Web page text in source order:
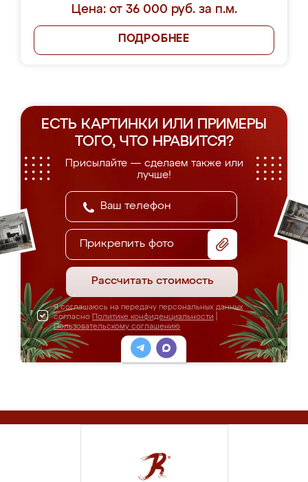
Цена: от 36 000 руб. за п.м.
ПОДРОБНЕЕ
ЕСТЬ КАРТИНКИ ИЛИ ПРИМЕРЫ
ТОГО, ЧТО НРАВИТСЯ?
Присылайте — сделаем также или
лучше!
Прикрепить фото
Рассчитать стоимость
Я соглашаюсь на передачу персональных данных
согласно Политике конфиденциальности
Пользовательскому соглашению